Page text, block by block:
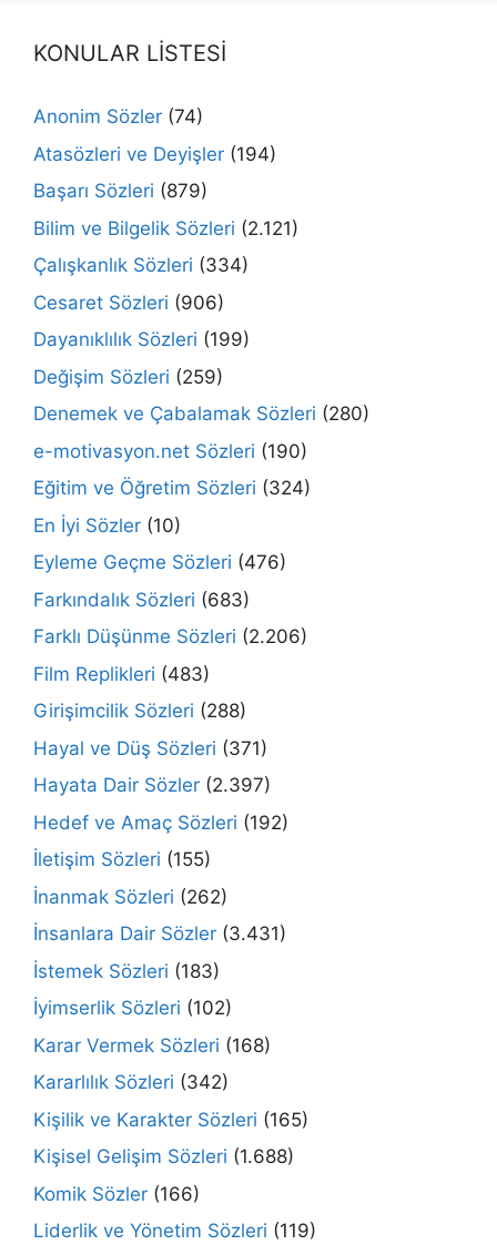
KONULAR LİSTESİ
Anonim Sözler (74)
Atasözleri ve Deyişler (194)
Başarı Sözleri (879)
Bilim ve Bilgelik Sözleri (2.121)
Çalışkanlık Sözleri (334)
Cesaret Sözleri (906)
Dayanıklılık Sözleri (199)
Değişim Sözleri (259)
Denemek ve Çabalamak Sözleri (280)
e-motivasyon.net Sözleri (190)
Eğitim ve Öğretim Sözleri (324)
En İyi Sözler (10)
Eyleme Geçme Sözleri (476)
Farkındalık Sözleri (683)
Farklı Düşünme Sözleri (2.206)
Film Replikleri (483)
Girişimcilik Sözleri (288)
Hayal ve Düş Sözleri (371)
Hayata Dair Sözler (2.397)
Hedef ve Amaç Sözleri (192)
İletişim Sözleri (155)
İnanmak Sözleri (262)
İnsanlara Dair Sözler (3.431)
İstemek Sözleri (183)
İyimserlik Sözleri (102)
Karar Vermek Sözleri (168)
Kararlılık Sözleri (342)
Kişilik ve Karakter Sözleri (165)
Kişisel Gelişim Sözleri (1.688)
Komik Sözler (166)
Liderlik ve Yönetim Sözleri (119)